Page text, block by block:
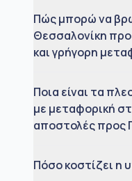
Πώς μπορώ να
Θεσσαλονίκη
και γρήγορη
Ποια είναι τα
με μεταφορική
αποστολές προς
Πόσο κοστίζει η